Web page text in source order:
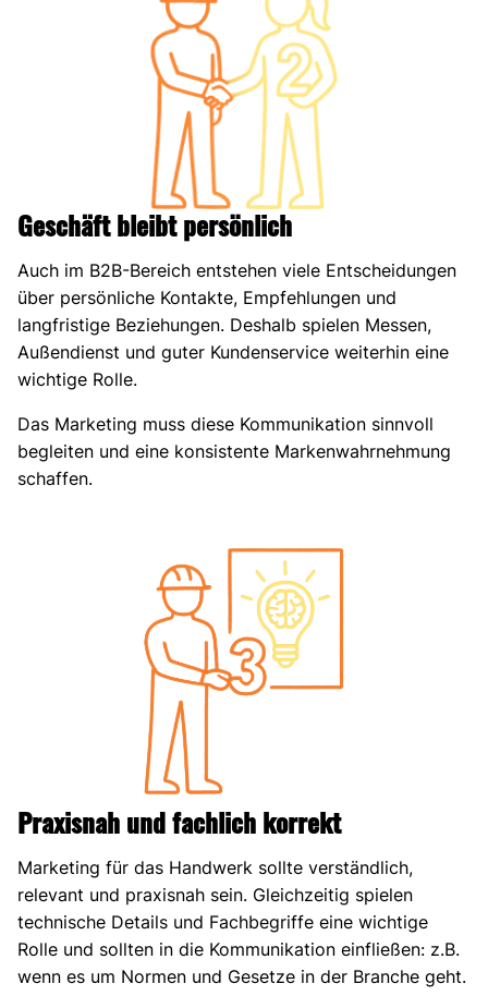
Geschäft bleibt persönlich
Auch im B2B-Bereich entstehen viele Entscheidungen
über persönliche Kontakte, Empfehlungen und
langfristige Beziehungen. Deshalb spielen Messen,
Außendienst und guter Kundenservice weiterhin eine
wichtige Rolle.
Das Marketing muss diese Kommunikation sinnvoll
begleiten und eine konsistente Markenwahrnehmung
schaffen.
Praxisnah und fachlich korrekt
Marketing für das Handwerk sollte verständlich,
relevant und praxisnah sein. Gleichzeitig spielen
technische Details und Fachbegriffe eine wichtige
Rolle und sollten in die Kommunikation einfließen: z.B.
wenn es um Normen und Gesetze in der Branche geht.